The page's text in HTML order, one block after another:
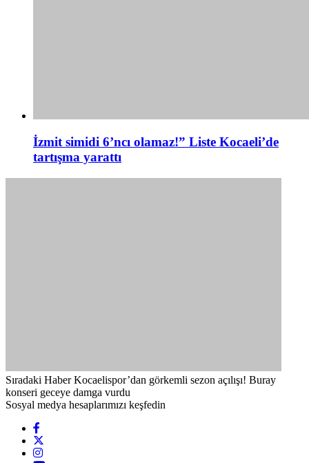
İzmit simidi 6’ncı olamaz!” Liste Kocaeli’de
tartışma yarattı
Sıradaki Haber Kocaelispor’dan görkemli sezon açılışı! Buray
konseri geceye damga vurdu
Sosyal medya hesaplarımızı keşfedin